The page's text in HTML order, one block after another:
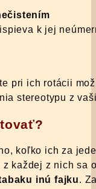
k jej
pri ich rotácii
stereotypu z
koľko ich za
z každej z nich sa
inú fajku.